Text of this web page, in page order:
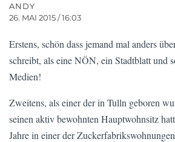
ANDY
26. MAI 2015 / 16:03
Erstens, schön dass jemand mal anders
schreibt, als eine NÖN, ein Stadtblatt und
Medien!
Zweitens, als einer der in Tulln geboren
seinen aktiv bewohnten Hauptwohnsitz
Jahre in einer der